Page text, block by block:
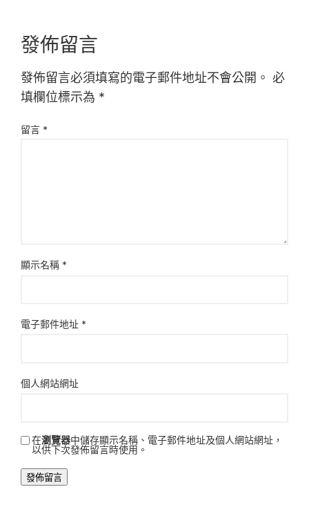
發佈留言
發佈留言必須填寫的電子郵件地址不會公開。 必
填欄位標示為 *
留言 *
顯示名稱 *
電子郵件地址 *
個人網站網址
在瀏覽器中儲存顯示名稱、電子郵件地址及個人網站網址，
以供下次發佈留言時使用。